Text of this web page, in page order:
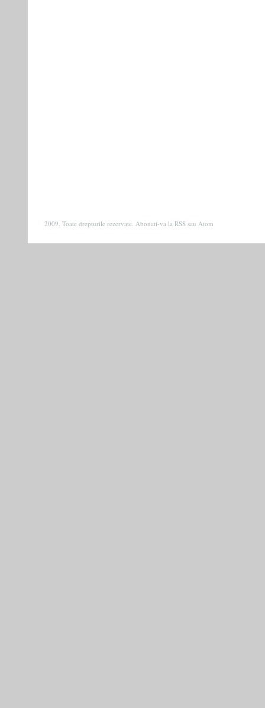
2009. Toate drepturile rezervate. Abonati-va la RSS sau Atom